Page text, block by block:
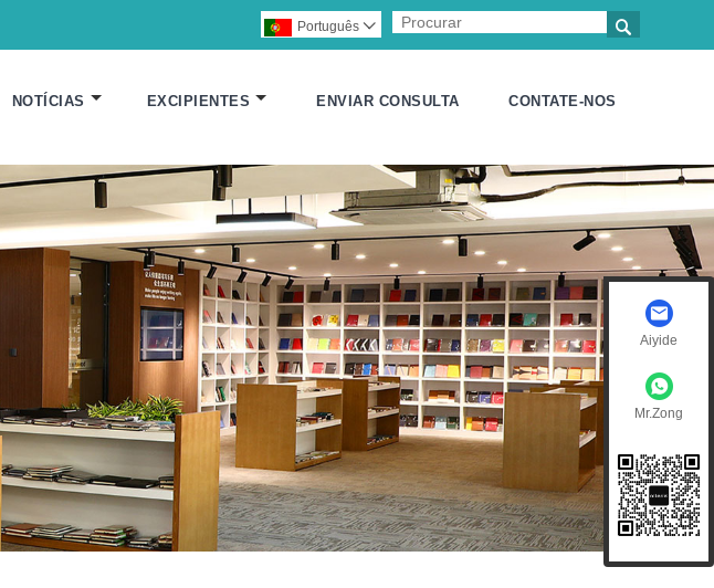

Português 
NOTÍCIAS EXCIPIENTES ENVIAR CONSULTA CONTATE-NOS
Aiyide
Mr.Zong